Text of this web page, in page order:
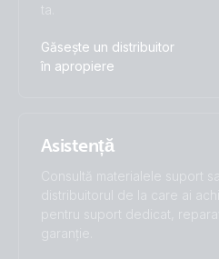
ta.
Găsește un distribuitor
în apropiere
Asistență
Consultă materialele suport
distribuitorul de la care ai
pentru suport dedicat,
garanție.